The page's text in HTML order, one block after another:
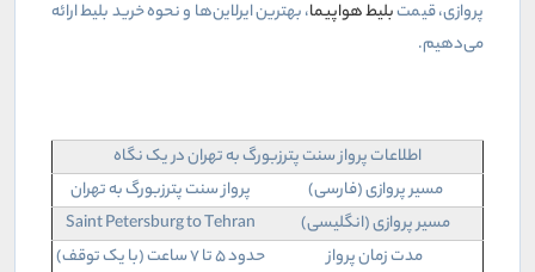
پروازی، قیمتبلیط هواپیما، بهترین ایرلاین‌ها و نحوه خرید بلیط ارائه
می‌دهیم.
اطلاعات پرواز سنت پترزبورگ به تهران در یک نگاه
مسیر پروازی (فارسی)
پرواز سنت پترزبورگ به تهران
مسیر پروازی (انگلیسی)
Saint Petersburg to Tehran
مدت زمان پرواز
حدود ۵ تا ۷ ساعت (با یک توقف)